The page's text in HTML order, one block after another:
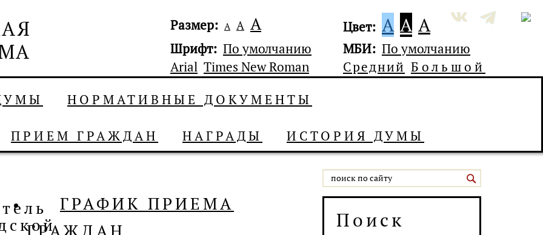
Размер: А А А Цвет: A A A
Шрифт: По умолчанию
Arial Times New Roman
МБИ: По умолчанию
Средний Большой
НОРМАТИВНЫЕ ДОКУМЕНТЫ
ПРИЕМ ГРАЖДАН НАГРАДЫ ИСТОРИЯ ДУМЫ
ГРАФИК ПРИЕМА
Поиск